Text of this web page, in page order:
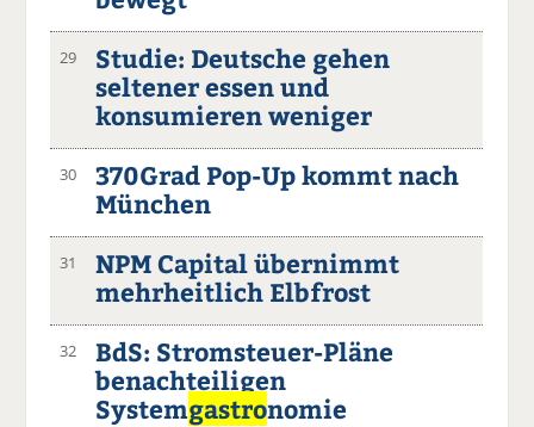
29
Studie: Deutsche gehen
seltener essen und
konsumieren weniger
30
370Grad Pop-Up kommt nach
München
31
NPM Capital übernimmt
mehrheitlich Elbfrost
32
BdS: Stromsteuer-Pläne
benachteiligen
Systemgastronomie